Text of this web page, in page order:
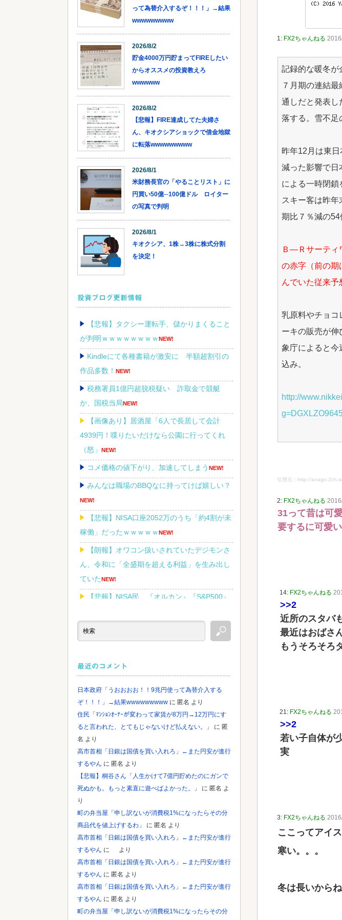
1: FX2ちゃんねる
記録的な暖冬が
７月期の連結
通しだと発表し
落する。雪不足
昨年12月は東
減った影響で日
による一時閉鎖
スキー客は昨
期比７％減の54
Ｂ―Ｒサーティ
の赤字（前の期
んでいた従来予
乳原料やチョコ
ーキの販売が
象庁によると今
込み。
http://
引用元：http://
2: FX2ちゃんねる
31って昔は可
要するに可愛
14: FX2ちゃんねる
>>2
近所のスタバ
最近はおばさ
もうそろそろ
21: FX2ちゃんねる
>>2
若い子自体が
実
3: FX2ちゃんねる
ここってアイ
寒い。。。
冬は長いからね
って為替介入するぞ！！！」→結果
wwwwwwwww
2026/8/2
貯金4000万円貯まってFIREしたい
からオススメの投資教えろ
wwwwww
2026/8/2
【悲報】FIRE達成してた夫婦さ
ん、キオクシアショックで借金地獄
に転落wwwwwwwww
2026/8/1
米財務長官の「やることリスト」に
円買い50億─100億ドル ロイター
の写真で判明
2026/8/1
キオクシア、1株→3株に株式分割
を決定！
投資ブログ更新情報
【悲報】タクシー運転手、儲かりまくること
が判明ｗｗｗｗｗｗｗｗNEW!
Kindleにて各種書籍が激安に 半額超割引の
作品多数！ NEW!
税務署員1億円超脱税疑い 詐取金で競艇
か、国税当局NEW!
【画像あり】居酒屋「6人で長居して会計
4939円！喋りたいだけなら公園に行ってくれ
（怒」
NEW!
コメ価格の値下がり、加速してしまう NEW!
みんなは職場のBBQなに持ってけば嬉しい？
NEW!
【悲報】NISA口座2052万のうち「約4割が未
稼働」だったｗｗｗｗｗNEW!
【朗報】オワコン扱いされていたデジモンさ
ん、令和に「全盛期を超える利益」を生み出し
ていたNEW!
【悲報】NISA民、『オルカン』『S&P500』
Powered by livedoor 相互RSS
最近のコメント
日本政府「うおおおお！！9兆円使って為替介入する
ぞ！！！」→結果wwwwwwwww に 匿名 より
住民「ﾏﾝｼｮﾝｵｰﾅｰが変わって家賃が8万円→12万円にす
ると言われた、とてもじゃないけど払えない。」
に 匿
名 より
高市首相「日銀は国債を買い入れろ」←また円安が進行
するやん に 匿名 より
【悲報】桐谷さん「人生かけて7億円貯めたのにガンで
死ぬかも。もっと素直に遊べばよかった。」
に 匿名 よ
り
町の弁当屋「申し訳ないが消費税1%になったらその分
商品代を値上げするわ」
に 匿名 より
高市首相「日銀は国債を買い入れろ」←また円安が進行
するやん に
より
高市首相「日銀は国債を買い入れろ」←また円安が進行
するやん に 匿名 より
高市首相「日銀は国債を買い入れろ」←また円安が進行
するやん に 匿名 より
町の弁当屋「申し訳ないが消費税1%になったらその分